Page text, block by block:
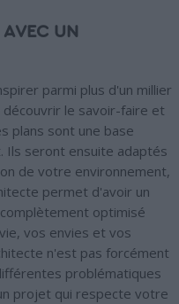
UN
parmi plus d'un millier
le savoir-faire et
plans sont une base
Ils seront ensuite adaptés
de votre environnement,
permet d'avoir un
optimisé
vos envies et vos
n'est pas forcément
problématiques
projet qui respecte votre